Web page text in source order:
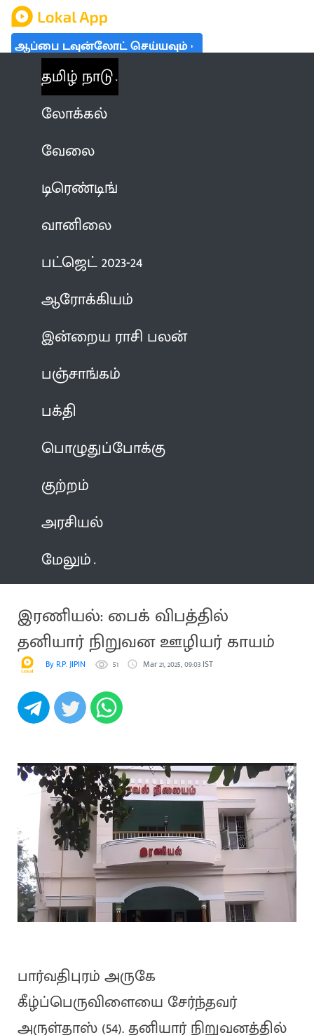
ஆப்பை டவுன்லோட் செய்யவும்
தமிழ் நாடு
லோக்கல்
வேலை
டிரெண்டிங்
வானிலை
பட்ஜெட் 2023-24
ஆரோக்கியம்
இன்றைய ராசி பலன்
பஞ்சாங்கம்
பக்தி
பொழுதுப்போக்கு
குற்றம்
அரசியல்
மேலும்
இரணியல்: பைக் விபத்தில்
தனியார் நிறுவன ஊழியர் காயம்
By R.P. JIPIN 51 Mar 21, 2025, 09:03 IST
பார்வதிபுரம் அருகே
கீழ்ப்பெருவிளையை சேர்ந்தவர்
அருள்தாஸ் (54). தனியார் நிறுவனத்தில்